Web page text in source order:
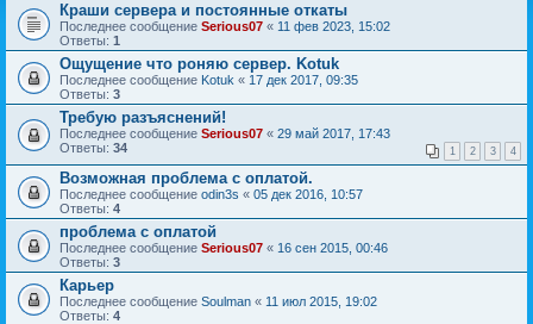
Краши сервера и постоянные откаты
Последнее сообщение Serious07 « 11 фев 2023, 15:02
Ответы: 1
Ощущение что роняю сервер. Kotuk
Последнее сообщение Kotuk « 17 дек 2017, 09:35
Ответы: 3
Требую разъяснений!
Последнее сообщение Serious07 « 29 май 2017, 17:43
Ответы: 34 1 2 3 4
Возможная проблема с оплатой.
Последнее сообщение odin3s « 05 дек 2016, 10:57
Ответы: 4
проблема с оплатой
Последнее сообщение Serious07 « 16 сен 2015, 00:46
Ответы: 3
Карьер
Последнее сообщение Soulman « 11 июл 2015, 19:02
Ответы: 4